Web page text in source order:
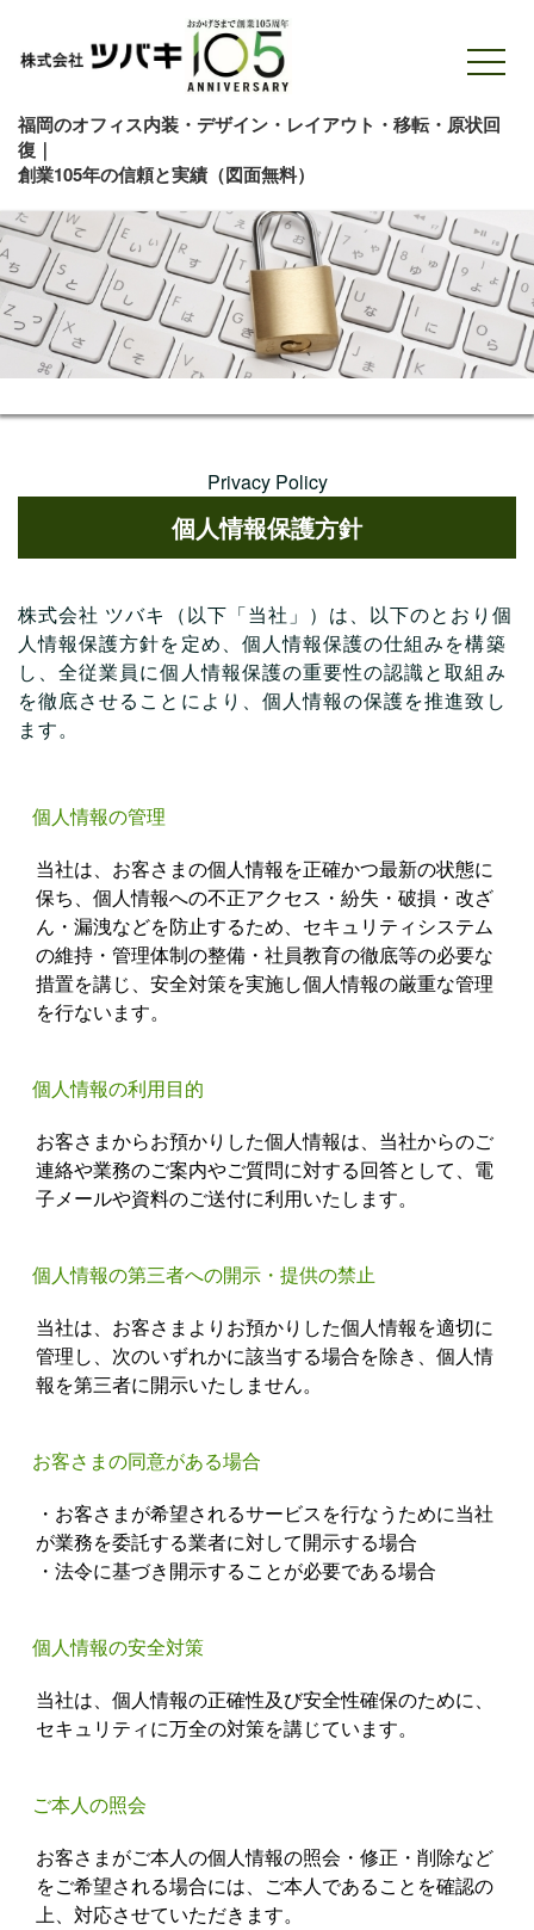
福岡のオフィス内装・デザイン・レイアウト・移転・原状回
復｜
創業105年の信頼と実績（図面無料）
Privacy Policy
個人情報保護方針
株式会社 ツバキ（以下「当社」）は、以下のとおり個
人情報保護方針を定め、個人情報保護の仕組みを構築
し、全従業員に個人情報保護の重要性の認識と取組み
を徹底させることにより、個人情報の保護を推進致し
ます。
個人情報の管理
当社は、お客さまの個人情報を正確かつ最新の状態に
保ち、個人情報への不正アクセス・紛失・破損・改ざ
ん・漏洩などを防止するため、セキュリティシステム
の維持・管理体制の整備・社員教育の徹底等の必要な
措置を講じ、安全対策を実施し個人情報の厳重な管理
を行ないます。
個人情報の利用目的
お客さまからお預かりした個人情報は、当社からのご
連絡や業務のご案内やご質問に対する回答として、電
子メールや資料のご送付に利用いたします。
個人情報の第三者への開示・提供の禁止
当社は、お客さまよりお預かりした個人情報を適切に
管理し、次のいずれかに該当する場合を除き、個人情
報を第三者に開示いたしません。
お客さまの同意がある場合
・お客さまが希望されるサービスを行なうために当社
が業務を委託する業者に対して開示する場合
・法令に基づき開示することが必要である場合
個人情報の安全対策
当社は、個人情報の正確性及び安全性確保のために、
セキュリティに万全の対策を講じています。
ご本人の照会
お客さまがご本人の個人情報の照会・修正・削除など
をご希望される場合には、ご本人であることを確認の
上、対応させていただきます。